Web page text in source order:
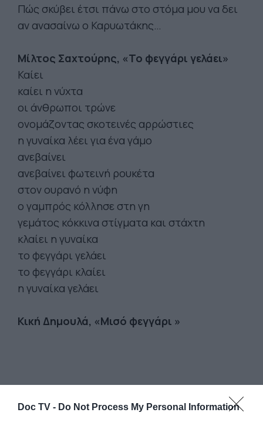
Doc TV - Do Not Process My Personal Information
Πώς σκύβει έτσι πάνω στο στόμα μου να δει
αν ανασαίνω ο Καρυωτάκης…
Μίλτος Σαχτούρης, «Το φεγγάρι γελάει»
Καίει
καίει η νύχτα
οι άνθρωποι τρώνε
ονομάζοντας σκοτεινές αρρώστιες
η γυναίκα λέει για ένα γάμο
ανεβαίνει
ανεβαίνει φωτεινή ρουκέτα
στον ουρανό η νύφη
ο γαμπρός κόλλησε στη γη
γεμάτος κόκκινα στίγματα και στάχτη
κλαίει η γυναίκα
το φεγγάρι γελάει
το φεγγάρι κλαίει
η γυναίκα γελάει
Κική Δημουλά, «Μισό φεγγάρι »